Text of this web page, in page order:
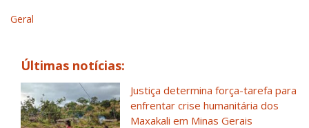
Geral
Últimas notícias:
Justiça determina força-tarefa para
enfrentar crise humanitária dos
Maxakali em Minas Gerais